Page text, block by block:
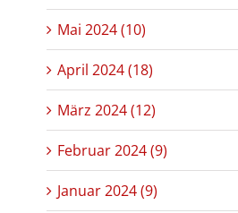
Mai 2024 (10)
April 2024 (18)
März 2024 (12)
Februar 2024 (9)
Januar 2024 (9)